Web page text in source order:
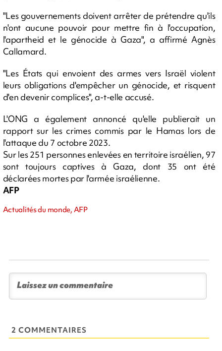
"Les gouvernements doivent arrêter de prétendre qu'ils
n'ont aucune pouvoir pour mettre fin à l'occupation,
l'apartheid et le génocide à Gaza", a affirmé Agnès
Callamard.
"Les États qui envoient des armes vers Israël violent
leurs obligations d'empêcher un génocide, et risquent
d'en devenir complices", a-t-elle accusé.
L'ONG a également annoncé qu'elle publierait un
rapport sur les crimes commis par le Hamas lors de
l'attaque du 7 octobre 2023.
Sur les 251 personnes enlevées en territoire israélien, 97
sont toujours captives à Gaza, dont 35 ont été
déclarées mortes par l'armée israélienne.
AFP
Actualités du monde, AFP
2 COMMENTAIRES